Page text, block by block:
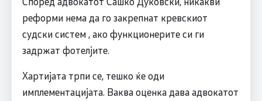
реформи нема да го закрепнат кревскиот
судски систем , ако функционерите си ги
задржат фотелјите.
Хартијата трпи се, тешко ќе оди
имплементацијата. Ваква оценка дава адвокатот